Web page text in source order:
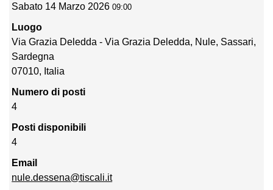
Sabato 14 Marzo 2026 09:00
Luogo
Via Grazia Deledda - Via Grazia Deledda, Nule, Sassari,
Sardegna
07010, Italia
Numero di posti
4
Posti disponibili
4
Email
nule.dessena@tiscali.it